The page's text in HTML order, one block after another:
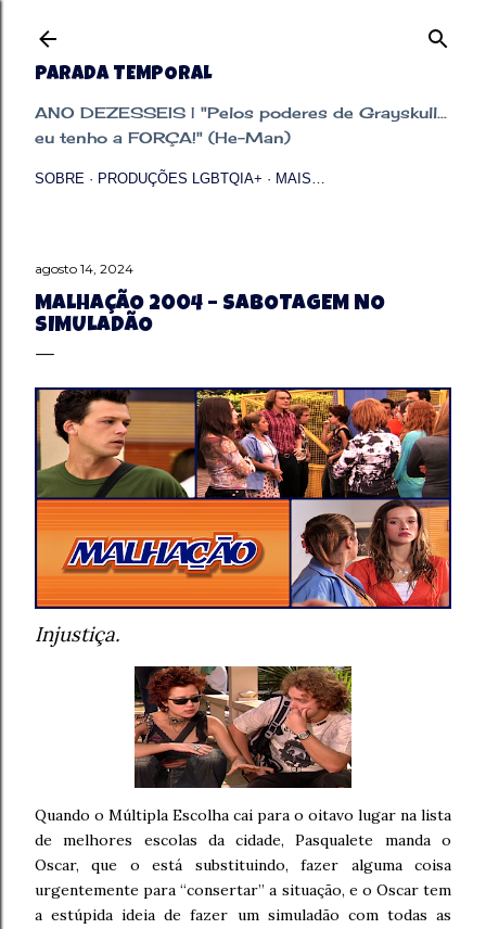
PARADA TEMPORAL
ANO DEZESSEIS | "Pelos poderes de Grayskull...
eu tenho a FORÇA!" (He-Man)
SOBRE PRODUÇÕES LGBTQIA+ MAIS…
agosto 14, 2024
MALHAÇÃO 2004 – SABOTAGEM NO
SIMULADÃO
Injustiça.
Quando o Múltipla Escolha cai para o oitavo lugar na lista
de melhores escolas da cidade, Pasqualete manda o
Oscar, que o está substituindo, fazer alguma coisa
urgentemente para “consertar” a situação, e o Oscar tem
a estúpida ideia de fazer um simuladão com todas as